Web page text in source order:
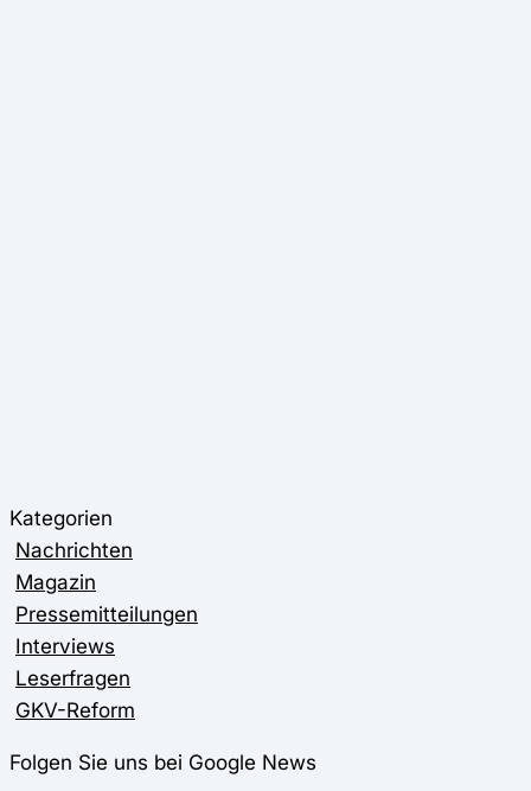
Kategorien
Nachrichten
Magazin
Pressemitteilungen
Interviews
Leserfragen
GKV-Reform
Folgen Sie uns bei Google News